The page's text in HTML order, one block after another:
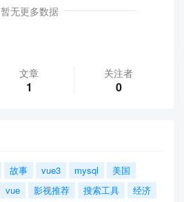
暂无更多数据
文章
1
关注者
0
故事 vue3 mysql
美国
vue 影视推荐 搜索工具
经济